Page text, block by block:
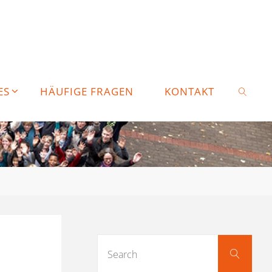
HÄUFIGE FRAGEN KONTAKT
Search